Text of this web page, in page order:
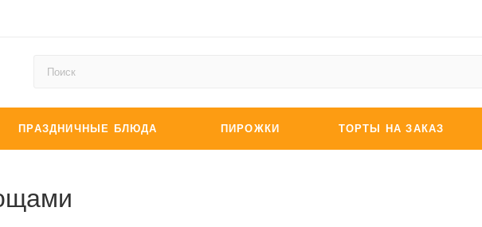
ПРАЗДНИЧНЫЕ БЛЮДА ПИРОЖКИ ТОРТЫ НА ЗАКАЗ